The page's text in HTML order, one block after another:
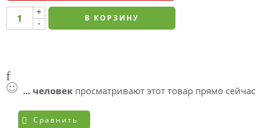
+
-
В КОРЗИНУ
... человек просматривают этот товар прямо сейчас
Сравнить